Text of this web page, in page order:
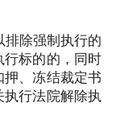
除强制执行的
行标的的，同时
、冻结裁定书
执行法院解除执